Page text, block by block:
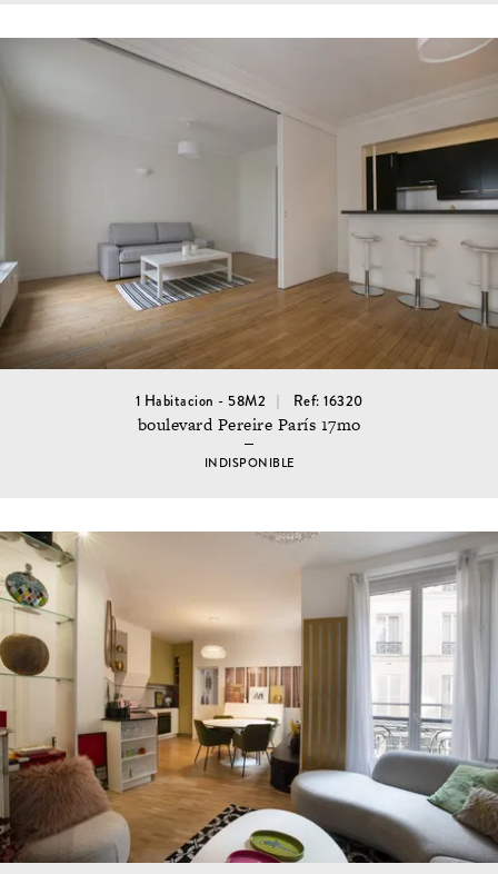
1 Habitacion - 58M2 Ref: 16320
boulevard Pereire París 17mo
INDISPONIBLE